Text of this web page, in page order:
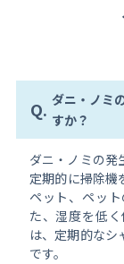
Q. ダニ・ノミ
すか？
ダニ・ノミの発
定期的に掃除機
ペット、ペッ
た、湿度を低
は、定期的なシ
です。